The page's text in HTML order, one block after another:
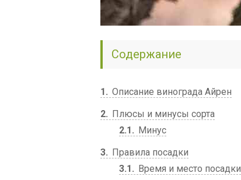
Содержание
1
Описание винограда Айрен
2
Плюсы и минусы сорта
2.1
Минус
3
Правила посадки
3.1
Время и место посадки